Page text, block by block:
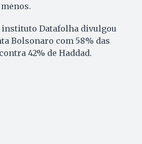
instituto Datafolha divulgou
Bolsonaro com 58% das
42% de Haddad.